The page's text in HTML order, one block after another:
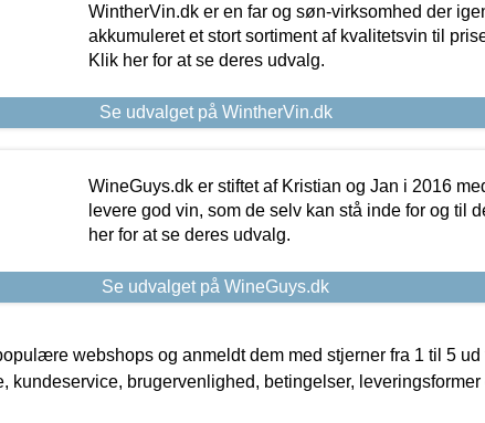
WintherVin.dk er en far og søn-virksomhed der
akkumuleret et stort sortiment af kvalitetsvin til
Klik her for at se deres udvalg.
Se udvalget på WintherVin.dk
WineGuys.dk er stiftet af Kristian og Jan i 2016
levere god vin, som de selv kan stå inde for og til
her for at se deres udvalg.
Se udvalget på WineGuys.dk
webshops og anmeldt dem med stjerner fra 1 til 5 ud
kundeservice, brugervenlighed, betingelser, leveringsformer